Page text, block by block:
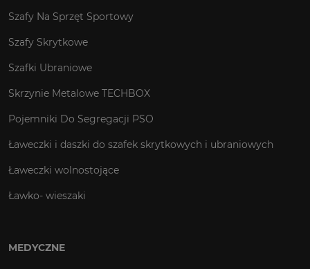
Szafy Na Sprzęt Sportowy
Szafy Skrytkowe
Szafki Ubraniowe
Skrzynie Metalowe TECHBOX
Pojemniki Do Segregacji PSO
Ławeczki i daszki do szafek skrytkowych i ubraniowych
Ławeczki wolnostojące
Ławko- wieszaki
MEDYCZNE